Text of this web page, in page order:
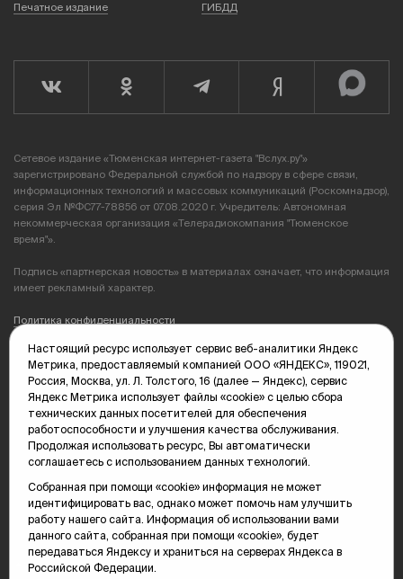
Печатное издание
ГИБДД
Сетевое издание «Тюменская интернет-газета "Вслух.ру"»
зарегистрировано Федеральной службой по надзору в сфере связи,
информационных технологий и массовых коммуникаций (Роскомнадзор),
серия Эл №ФС77-78856 от 07.08.2020 г. Учредитель: Автономная
некоммерческая организация «Телерадиокомпания "Тюменское
время"».
Подпись «партнерская новость» в материалах означает, что информация
имеет рекламный характер.
Политика конфиденциальности
Редакция: 625035, Тюмень, пр. Геологоразведчиков, 28А
(3452) 68-89-05
edit@vsluh.ru
Главный редактор: Панкина Т.Ю.
kika@vsluh.ru
По вопросам рекламы:
(3452) 68-89-78
kotovaev@sibinformburo.ru
mim@vsluh.ru
Настоящий ресурс использует сервис веб-аналитики Яндекс
Метрика, предоставляемый компанией ООО «ЯНДЕКС», 119021,
Россия, Москва, ул. Л. Толстого, 16 (далее — Яндекс), сервис
Яндекс Метрика использует файлы «cookie» с целью сбора
технических данных посетителей для обеспечения
работоспособности и улучшения качества обслуживания.
Продолжая использовать ресурс, Вы автоматически
соглашаетесь с использованием данных технологий.
Собранная при помощи «cookie» информация не может
идентифицировать вас, однако может помочь нам улучшить
работу нашего сайта. Информация об использовании вами
данного сайта, собранная при помощи «cookie», будет
передаваться Яндексу и храниться на серверах Яндекса в
Российской Федерации.